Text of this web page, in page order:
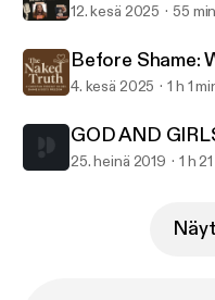
12. kesä 2025 55 min
Before Shame:
4. kesä 2025 1 h 1
GOD AND
25. heinä 2019 1 h